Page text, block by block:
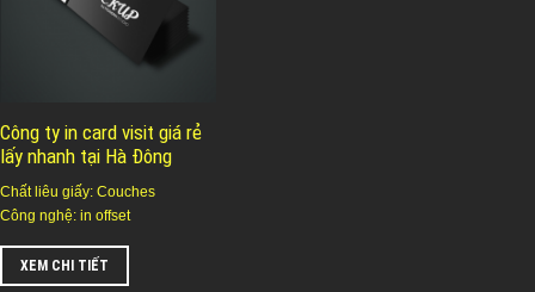
Công ty in card visit giá rẻ
lấy nhanh tại Hà Đông
Chất liêu giấy: Couches
Công nghệ: in offset
XEM CHI TIẾT